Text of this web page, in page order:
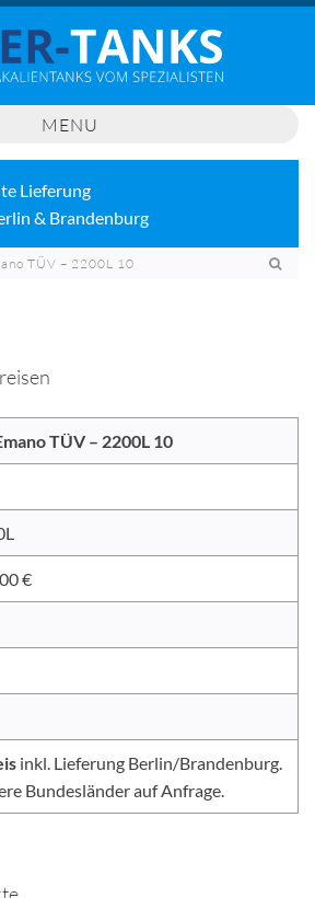
MENU
Lieferung
& Brandenburg
TÜV – 2200L 10
TÜV – 2200L 10
€
inkl. Lieferung Berlin/Brandenburg.
Bundesländer auf Anfrage.